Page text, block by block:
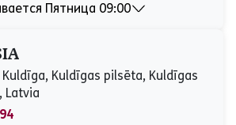
Пятница 09:00
09:00 - 17:00
09:00 - 17:00
09:00 - 17:00
09:00 - 17:00
Закрыто
Kuldīgas pilsēta, Kuldīgas
Latvia